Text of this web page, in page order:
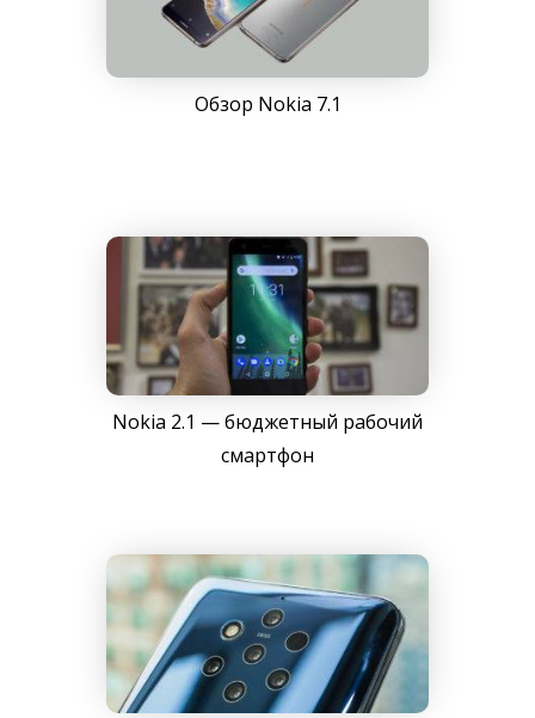
Обзор Nokia 7.1
Nokia 2.1 — бюджетный рабочий
смартфон